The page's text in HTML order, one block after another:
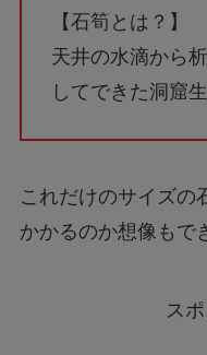
【石筍とは？】
天井の水滴から
してできた洞窟
これだけのサイズの
かかるのか想像もで
ス